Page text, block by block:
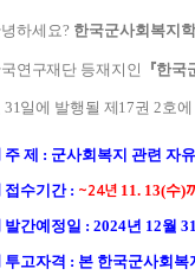
하세요? 한국군사회복지
연구재단 등재지인 『한국
31일에 발행될 제17권 2호
주 제 : 군사회복지 관련 자
접수기간 : ~24년 11. 13(수)
발간예정일 : 2024년 12월
투고자격 : 본 한국군사회복